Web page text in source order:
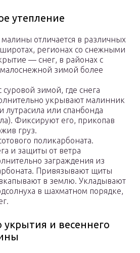
утепление
отличается в различных
регионах со снежными
— снег, в районах с
зимой более
зимой, где снега
укрывают малинник
лутрасила или спанбонда
Фиксируют его, прикопав
груз.
поликарбоната.
и защиты от ветра
заграждения из
Привязывают щиты
в землю. Укладывают
в шахматном порядке,
укрытия и весеннего